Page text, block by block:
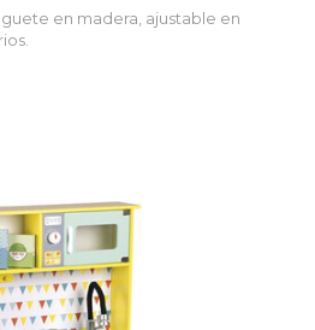
en madera, ajustable en